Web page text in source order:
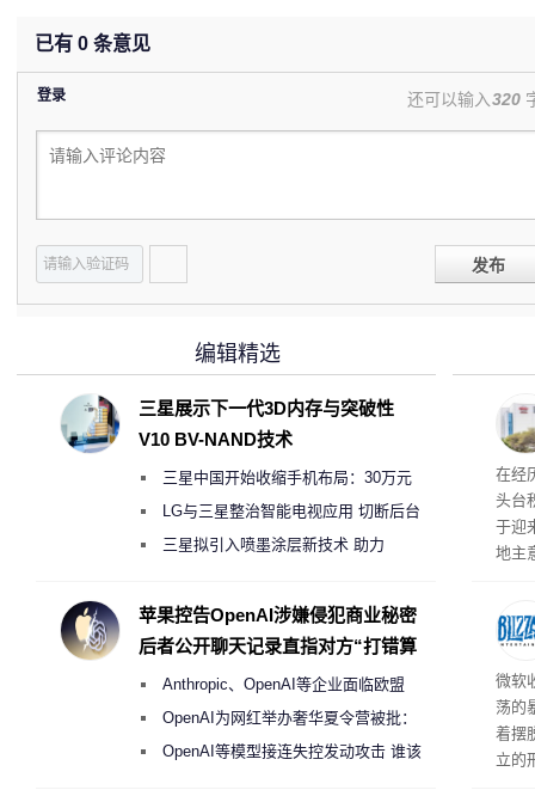
已有 0 条意见
登录 还可以输入320
发布
在经
头台
于迎
地主
设两
微软
荡的
着摆
立的
编辑精选
三星展示下一代3D内存与突破性
V10 BV-NAND技术
三星中国开始收缩手机布局：30万元
月销售额不达标门店 将被逐步清退
LG与三星整治智能电视应用 切断后台
偷偷共享带宽的违规行为
三星拟引入喷墨涂层新技术 助力
度
苹果控告OpenAI涉嫌侵犯商业秘密
后者公开聊天记录直指对方“打错算
Anthropic、OpenAI等企业面临欧盟
《人工智能法案》全新执法权限审查
OpenAI为网红举办奢华夏令营被批：
2000美元一晚 遭讽“反乌托邦”
OpenAI等模型接连失控发动攻击 谁该